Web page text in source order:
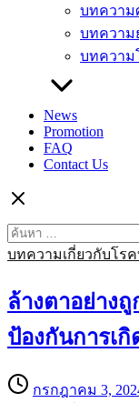
บทความ
บทความ
บทความ
News
Promotion
FAQ
Contact Us
for:
บทความเกี่ยวกับโร
ล้างตาอย่าง
ป้องกันการเ
กรกฎาคม 3,